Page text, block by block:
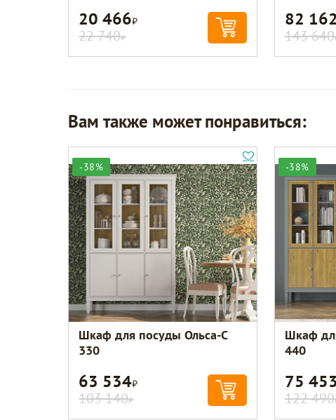
20 466Р
22 740Р
82 162
143 640
Вам также может понравиться:
-38%
Шкаф для посуды Ольса-С
330
63 534Р
103 140Р
-38%
Шкаф
440
75 453
122 490